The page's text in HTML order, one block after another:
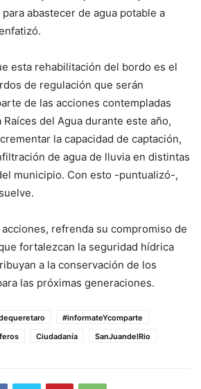
abastecer de agua potable a
esta rehabilitación del bordo es el
de regulación que serán
de las acciones contempladas
del Agua durante este año,
la capacidad de captación,
de agua de lluvia en distintas
municipio. Con esto -puntualizó-,
acciones, refrenda su compromiso de
fortalezcan la seguridad hídrica
a la conservación de los
las próximas generaciones.
#informateYcomparte
Ciudadanía SanJuandelRio